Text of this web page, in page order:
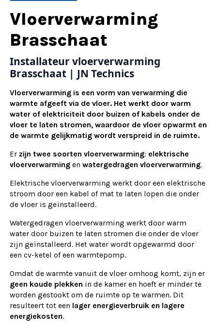
Alternative:
Vloerverwarming
Brasschaat
Installateur vloerverwarming
Brasschaat | JN Technics
Vloerverwarming is een vorm van verwarming die
warmte afgeeft via de vloer. Het werkt door warm
water of elektriciteit door buizen of kabels onder de
vloer te laten stromen, waardoor de vloer opwarmt en
de warmte gelijkmatig wordt verspreid in de ruimte.
Er zijn twee soorten vloerverwarming: elektrische
vloerverwarming en watergedragen vloerverwarming.
Elektrische vloerverwarming werkt door een elektrische
stroom door een kabel of mat te laten lopen die onder
de vloer is geïnstalleerd.
Watergedragen vloerverwarming werkt door warm
water door buizen te laten stromen die onder de vloer
zijn geïnstalleerd. Het water wordt opgewarmd door
een cv-ketel of een warmtepomp.
Omdat de warmte vanuit de vloer omhoog komt, zijn er
geen koude plekken in de kamer en hoeft er minder te
worden gestookt om de ruimte op te warmen. Dit
resulteert tot een lager energieverbruik en lagere
energiekosten.